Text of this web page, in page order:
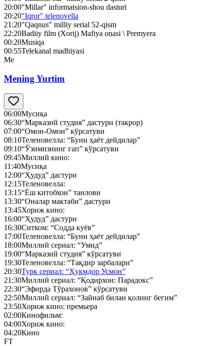
20:00"Millar" informatsion-shou dasturi
20:20"Iqror" telenovella
21:20"Qaqnus" milliy serial 52-qism
22:20Badiiy film (Xorij) Mafiya onasi \ Premyera
00:20Musiqa
00:55Telekanal madhiyasi
Me
Mening Yurtim
06:00Мусиқа
06:30“Марказий студия” дастури (такрор)
07:00“Омон-Омон” кўрсатуви
08:10Теленовелла: “Буни ҳаёт дейдилар”
09:10“Ўзимизнинг гап” кўрсатуви
09:45Миллий кино:
11:40Мусиқа
12:00“Ҳудуд” дастури
12:15Теленовелла:
13:15“Ёш китобхон” танлови
13:30“Оналар мактаби” дастури
13:45Хориж кино:
16:00“Ҳудуд” дастури
16:30Ситком: “Содда куёв”
17:00Теленовелла: “Буни ҳаёт дейдилар”
18:00Миллий сериал: “Умид”
19:00“Марказий студия” кўрсатуви
19:30Теленовелла: “Тақдир зарбалари”
20:30Турк сериал: “Ҳукмдор Усмон”
21:30Миллий сериал: “Қодирхон: Парадокс”
22:30“Эфирда Тўрахонов” кўрсатуви
22:50Миллий сериал: “Зайнаб билан қолинг бегим”
23:50Хориж кино: премьера
02:00Кинофильм:
04:00Хориж кино:
04:20Кино
FT